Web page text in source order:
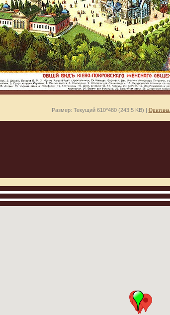
Размер: Текущий 610*480 (243.5 KB) |